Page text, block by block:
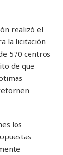
realizó el
la licitación
570 centros
de que
los